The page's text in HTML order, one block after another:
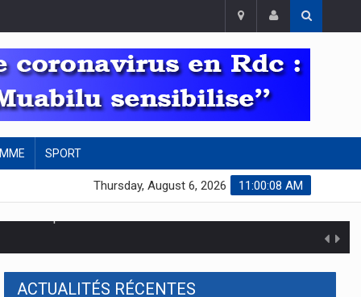
SPORT
11:00:09 AM
Thursday, August 6, 2026
ACTUALITÉS RÉCENTES